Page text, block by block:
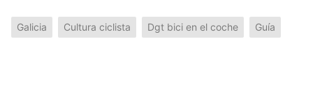
Galicia Cultura ciclista Dgt bici en el coche Guía